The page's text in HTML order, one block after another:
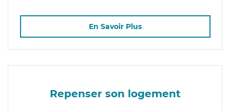
En Savoir Plus
Repenser son logement